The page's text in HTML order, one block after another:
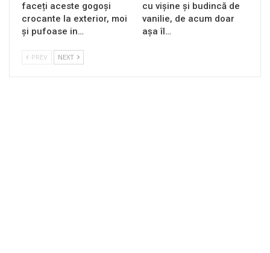
faceți aceste gogoși
crocante la exterior, moi
și pufoase in…
cu vișine și budincă de
vanilie, de acum doar
așa îl…
PREV NEXT